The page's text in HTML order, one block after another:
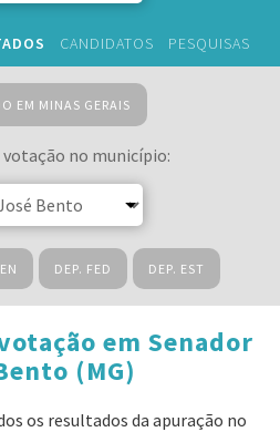
CANDIDATOS PESQUISAS
EM MINAS GERAIS
votação no município:
DEP. FED DEP. EST
em Senador
(MG)
os resultados da apuração no